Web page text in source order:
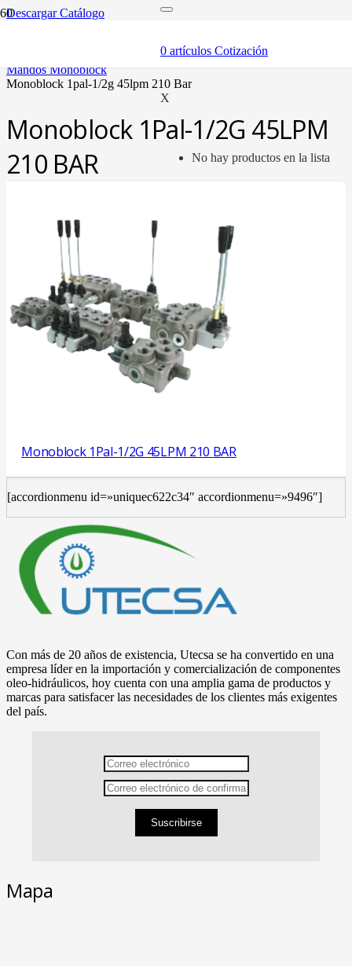
0 artículos Cotización
X
No hay productos en la lista
Descargar Catálogo
mandos monoblock
monoblock 1pal-1/2g 45lpm 210 bar
Monoblock 1Pal-1/2G 45LPM
210 BAR
Monoblock 1Pal-1/2G 45LPM 210 BAR
[accordionmenu id=»uniquec622c34″ accordionmenu=»9496″]
Con más de 20 años de existencia, Utecsa se ha convertido en una
empresa líder en la importación y comercialización de componentes
oleo-hidráulicos, hoy cuenta con una amplia gama de productos y
marcas para satisfacer las necesidades de los clientes más exigentes
del país.
Suscribirse
Mapa